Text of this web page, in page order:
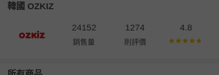
韓國 OZKIZ
24152
銷售量
1274
則評價
4.8